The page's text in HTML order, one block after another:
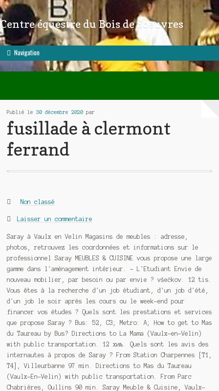
Aller à la navigation
Aller au contenu
Centre équestre du Bois de Soeuvres
Navigation
Publié le 30 décembre 2020par
fusillade à clermont
ferrand
Catégories :
Non classé
Laisser un commentaire
Saray à Vaulx en Velin Magasins de meubles : adresse,
photos, retrouvez les coordonnées et informations sur le
professionnel Saray MEUBLES & CUISINE vous propose une large
gamme dans l'amènagement intérieur. - L'Etudiant Envie de
nouveau mobilier, par besoin ou par envie ? všečkov. 12 tis.
Vous êtes à la recherche d'un job étudiant, d'un job d'été,
d'un job le soir après les cours ou le week-end pour
financer vos études ? Quels sont les prestations et services
que propose Saray ? Bus: 52, C3; Metro: A; How to get to Mas
du Taureau by Bus? Directions to La Mama (Vaulx-en-Velin)
with public transportation. 12 хиљ. Quels sont les avis des
internautes à propos de Saray ? From Station Charpennes [T1,
T4], Villeurbanne 97 min. Directions to Mas du Taureau
(Vaulx-En-Velin) with public transportation. From Parc
Chabrières, Oullins 90 min. Saray Meuble & Cuisine, Vaulx-